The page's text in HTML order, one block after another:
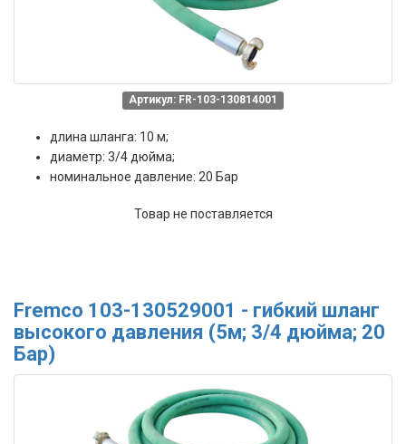
Артикул: FR-103-130814001
длина шланга: 10 м;
диаметр: 3/4 дюйма;
номинальное давление: 20 Бар
Товар не поставляется
Fremco 103-130529001 - гибкий шланг
высокого давления (5м; 3/4 дюйма; 20
Бар)